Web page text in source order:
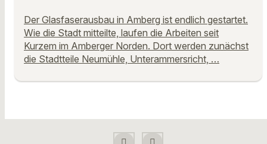
Der Glasfaserausbau in Amberg ist endlich gestartet.
Wie die Stadt mitteilte, laufen die Arbeiten seit
Kurzem im Amberger Norden. Dort werden zunächst
die Stadtteile Neumühle, Unterammersricht, …